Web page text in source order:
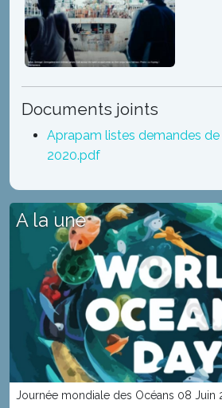
A la une
Journée mondiale des Océans 08 Juin
Documents joints
Aprapam listes demandes
2020.pdf